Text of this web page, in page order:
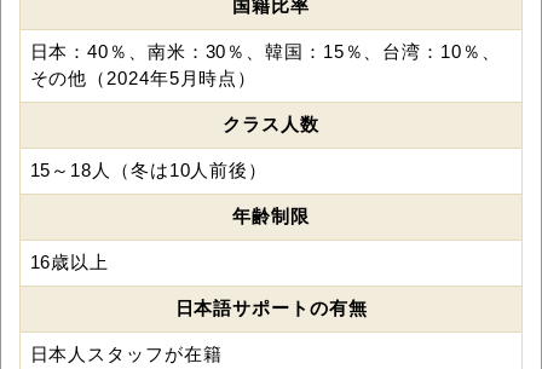
国籍比率
日本：40％、南米：30％、韓国：15％、台湾：10％、
その他（2024年5月時点）
クラス人数
15～18人（冬は10人前後）
年齢制限
16歳以上
日本語サポートの有無
日本人スタッフが在籍